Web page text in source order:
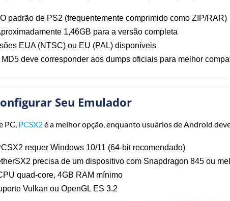
padrão de PS2 (frequentemente comprimido como ZIP/RAR)
1,46GB para a versão completa
EUA (NTSC) ou EU (PAL) disponíveis
MD5 deve corresponder aos dumps oficiais para melhor
Seu Emulador
PC, PCSX2é a melhor opção, enquanto usuários de Android
requer Windows 10/11 (64-bit recomendado)
precisa de um dispositivo com Snapdragon 845 ou
quad-core, 4GB RAM mínimo
Vulkan ou OpenGL ES 3.2